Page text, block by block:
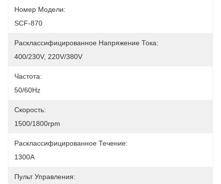
Номер Модели:
SCF-870
Расклассифицированное Напряжение Тока:
400/230V, 220V/380V
Частота:
50/60Hz
Скорость:
1500/1800rpm
Расклассифицированное Течение:
1300A
Пульт Управления: